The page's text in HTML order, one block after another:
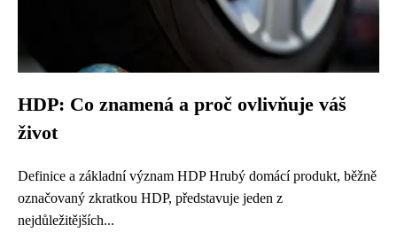
HDP: Co znamená a proč ovlivňuje váš
život
Definice a základní význam HDP Hrubý domácí produkt, běžně
označovaný zkratkou HDP, představuje jeden z
nejdůležitějších...